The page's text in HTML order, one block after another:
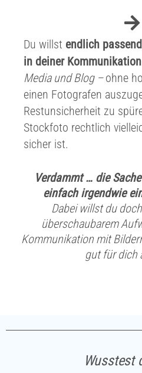
Du willst endlich
in deiner
Media und Blog –ohne
einen Fotografen
Restunsicherheit zu
Stockfoto rechtlich
sicher ist.
Verdammt … die
einfach irgendwie
Dabei willst du
überschaubarem
Kommunikation mit
gut für dich
Wusstest